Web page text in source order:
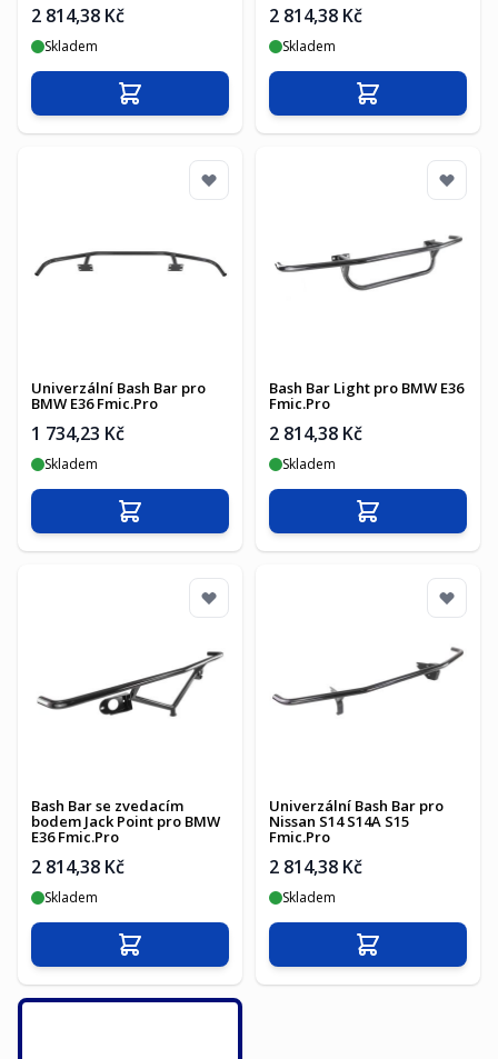
2 814,38 Kč
Skladem
Přidat do košíku
2 814,38 Kč
Skladem
Přidat do košíku
Univerzální Bash Bar pro
BMW E36 Fmic.Pro
1 734,23 Kč
Skladem
Přidat do košíku
Bash Bar Light pro BMW E36
Fmic.Pro
2 814,38 Kč
Skladem
Přidat do košíku
Bash Bar se zvedacím
bodem Jack Point pro BMW
E36 Fmic.Pro
2 814,38 Kč
Skladem
Přidat do košíku
Univerzální Bash Bar pro
Nissan S14 S14A S15
Fmic.Pro
2 814,38 Kč
Skladem
Přidat do košíku